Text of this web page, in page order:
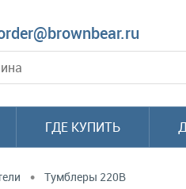
ГДЕ КУПИТЬ
• Тумблеры 220В